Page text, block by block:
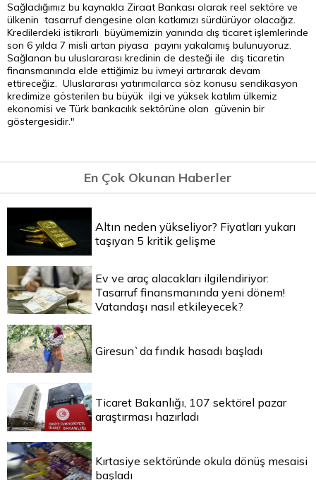
Sağladığımız bu kaynakla Ziraat Bankası olarak reel sektöre ve
ülkenin tasarruf dengesine olan katkımızı sürdürüyor olacağız.
Kredilerdeki istikrarlı büyümemizin yanında dış ticaret işlemlerinde
son 6 yılda 7 misli artan piyasa payını yakalamış bulunuyoruz.
Sağlanan bu uluslararası kredinin de desteği ile dış ticaretin
finansmanında elde ettiğimiz bu ivmeyi artırarak devam
ettireceğiz. Uluslararası yatırımcılarca söz konusu sendikasyon
kredimize gösterilen bu büyük ilgi ve yüksek katılım ülkemiz
ekonomisi ve Türk bankacılık sektörüne olan güvenin bir
göstergesidir."
En Çok Okunan Haberler
Altın neden yükseliyor? Fiyatları yukarı
taşıyan 5 kritik gelişme
Ev ve araç alacakları ilgilendiriyor:
Tasarruf finansmanında yeni dönem!
Vatandaşı nasıl etkileyecek?
Giresun`da fındık hasadı başladı
Ticaret Bakanlığı, 107 sektörel pazar
araştırması hazırladı
Kırtasiye sektöründe okula dönüş mesaisi
başladı